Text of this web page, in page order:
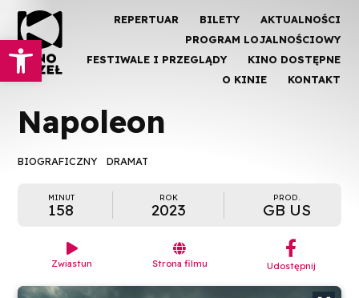
Otwórz pasek narzędzi
REPERTUAR BILETY
AKTUALNOŚCI
PROGRAM LOJALNOŚCIOWY
FESTIWALE I PRZEGLĄDY
KINO DOSTĘPNE
O KINIE
KONTAKT
Napoleon
BIOGRAFICZNY DRAMAT
MINUT
158
ROK
2023
PROD.
GB US

Zwiastun

Strona filmu
︁
Udostępnij